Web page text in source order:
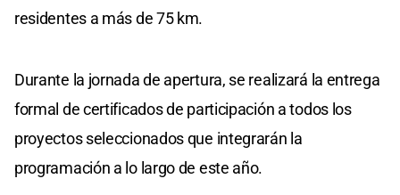
residentes a más de 75 km.
Durante la jornada de apertura, se realizará la entrega
formal de certificados de participación a todos los
proyectos seleccionados que integrarán la
programación a lo largo de este año.